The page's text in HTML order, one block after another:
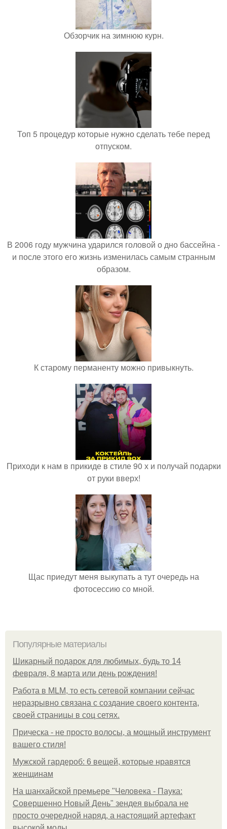
Обзорчик на зимнюю курн.
Топ 5 процедур которые нужно сделать тебе перед
отпуском.
В 2006 году мужчина ударился головой о дно бассейна -
и после этого его жизнь изменилась самым странным
образом.
К старому перманенту можно привыкнуть.
Приходи к нам в прикиде в стиле 90 х и получай подарки
от руки вверх!
Щас приедут меня выкупать а тут очередь на
фотосессию со мной.
Популярные материалы
Шикарный подарок для любимых, будь то 14
февраля, 8 марта или день рождения!
Работа в MLM, то есть сетевой компании сейчас
неразрывно связана с создание своего контента,
своей страницы в соц сетях.
Прическа - не просто волосы, а мощный инструмент
вашего стиля!
Мужской гардероб: 6 вещей, которые нравятся
женщинам
На шанхайской премьере "Человека - Паука:
Совершенно Новый День" зендея выбрала не
просто очередной наряд, а настоящий артефакт